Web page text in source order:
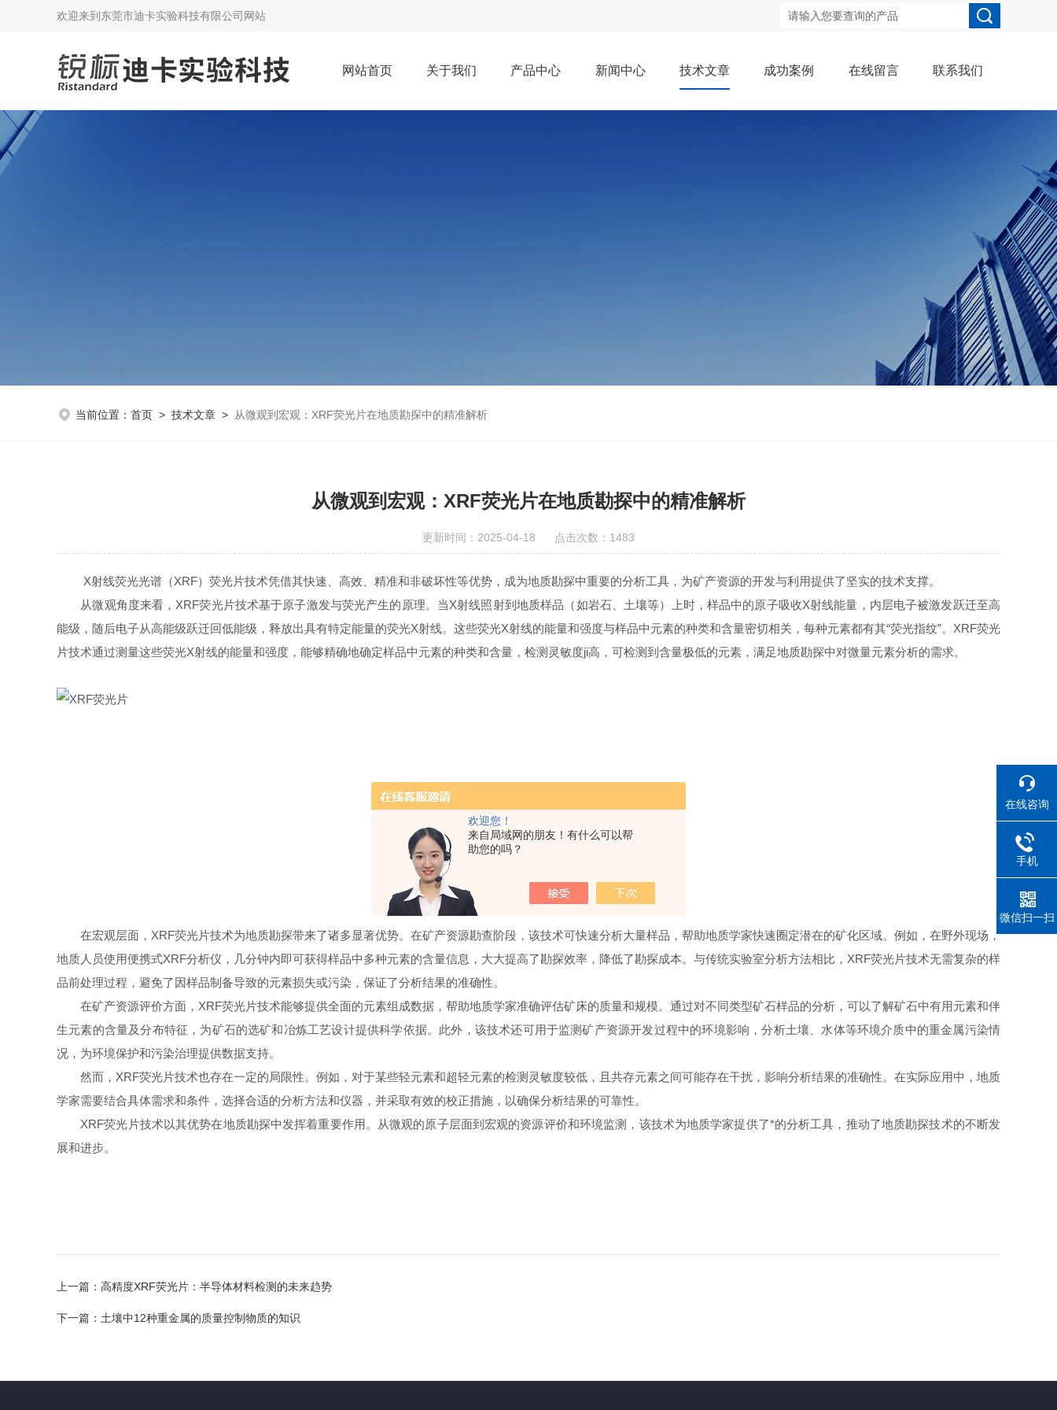
欢迎您！
来自局域网的朋友！有什么可以帮
助您的吗？
欢迎来到 东莞市迪卡实验科技有限公司网站
网站首页 关于我们 产品中心 新闻中心 技术文章 成功案例 在线留言 联系我们
当前位置： 首页 > 技术文章 > 从微观到宏观：XRF荧光片在地质勘探中的精准解析
从微观到宏观：XRF荧光片在地质勘探中的精准解析
更新时间：2025-04-18 点击次数：1483
X射线荧光光谱（XRF）荧光片技术凭借其快速、高效、精准和非破坏性等优势，成为地质勘探中重要的分析工具，为矿产资源的开发与利用提供了坚实的技术支撑。
从微观角度来看，XRF荧光片技术基于原子激发与荧光产生的原理。当X射线照射到地质样品（如岩石、土壤等）上时，样品中的原子吸收X射线能量，内层电子被激发跃迁至高
能级，随后电子从高能级跃迁回低能级，释放出具有特定能量的荧光X射线。这些荧光X射线的能量和强度与样品中元素的种类和含量密切相关，每种元素都有其“荧光指纹”。XRF荧光
片技术通过测量这些荧光X射线的能量和强度，能够精确地确定样品中元素的种类和含量，检测灵敏度ji高，可检测到含量极低的元素，满足地质勘探中对微量元素分析的需求。
在宏观层面，XRF荧光片技术为地质勘探带来了诸多显著优势。在矿产资源勘查阶段，该技术可快速分析大量样品，帮助地质学家快速圈定潜在的矿化区域。例如，在野外现场，
地质人员使用便携式XRF分析仪，几分钟内即可获得样品中多种元素的含量信息，大大提高了勘探效率，降低了勘探成本。与传统实验室分析方法相比，XRF荧光片技术无需复杂的样
品前处理过程，避免了因样品制备导致的元素损失或污染，保证了分析结果的准确性。
在矿产资源评价方面，XRF荧光片技术能够提供全面的元素组成数据，帮助地质学家准确评估矿床的质量和规模。通过对不同类型矿石样品的分析，可以了解矿石中有用元素和伴
生元素的含量及分布特征，为矿石的选矿和冶炼工艺设计提供科学依据。此外，该技术还可用于监测矿产资源开发过程中的环境影响，分析土壤、水体等环境介质中的重金属污染情
况，为环境保护和污染治理提供数据支持。
然而，XRF荧光片技术也存在一定的局限性。例如，对于某些轻元素和超轻元素的检测灵敏度较低，且共存元素之间可能存在干扰，影响分析结果的准确性。在实际应用中，地质
学家需要结合具体需求和条件，选择合适的分析方法和仪器，并采取有效的校正措施，以确保分析结果的可靠性。
XRF荧光片技术以其优势在地质勘探中发挥着重要作用。从微观的原子层面到宏观的资源评价和环境监测，该技术为地质学家提供了*的分析工具，推动了地质勘探技术的不断发
展和进步。
上一篇： 高精度XRF荧光片：半导体材料检测的未来趋势
下一篇： 土壤中12种重金属的质量控制物质的知识
在线咨询
手机
微信扫一扫